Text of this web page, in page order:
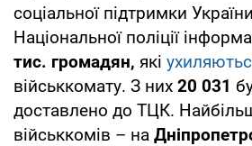
соціальної підтримки
Національної поліції
тис. громадян, які
військкомату. З них 20 031
доставлено до ТЦК.
військкомів – на